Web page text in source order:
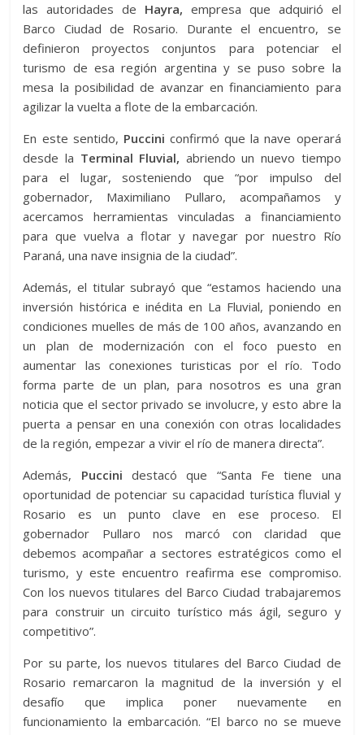
las autoridades de Hayra, empresa que adquirió el
Barco Ciudad de Rosario. Durante el encuentro, se
definieron proyectos conjuntos para potenciar el
turismo de esa región argentina y se puso sobre la
mesa la posibilidad de avanzar en financiamiento para
agilizar la vuelta a flote de la embarcación.
En este sentido, Puccini confirmó que la nave operará
desde la Terminal Fluvial, abriendo un nuevo tiempo
para el lugar, sosteniendo que “por impulso del
gobernador, Maximiliano Pullaro, acompañamos y
acercamos herramientas vinculadas a financiamiento
para que vuelva a flotar y navegar por nuestro Río
Paraná, una nave insignia de la ciudad”.
Además, el titular subrayó que “estamos haciendo una
inversión histórica e inédita en La Fluvial, poniendo en
condiciones muelles de más de 100 años, avanzando en
un plan de modernización con el foco puesto en
aumentar las conexiones turisticas por el río. Todo
forma parte de un plan, para nosotros es una gran
noticia que el sector privado se involucre, y esto abre la
puerta a pensar en una conexión con otras localidades
de la región, empezar a vivir el río de manera directa”.
Además, Puccini destacó que “Santa Fe tiene una
oportunidad de potenciar su capacidad turística fluvial y
Rosario es un punto clave en ese proceso. El
gobernador Pullaro nos marcó con claridad que
debemos acompañar a sectores estratégicos como el
turismo, y este encuentro reafirma ese compromiso.
Con los nuevos titulares del Barco Ciudad trabajaremos
para construir un circuito turístico más ágil, seguro y
competitivo”.
Por su parte, los nuevos titulares del Barco Ciudad de
Rosario remarcaron la magnitud de la inversión y el
desafío que implica poner nuevamente en
funcionamiento la embarcación. “El barco no se mueve